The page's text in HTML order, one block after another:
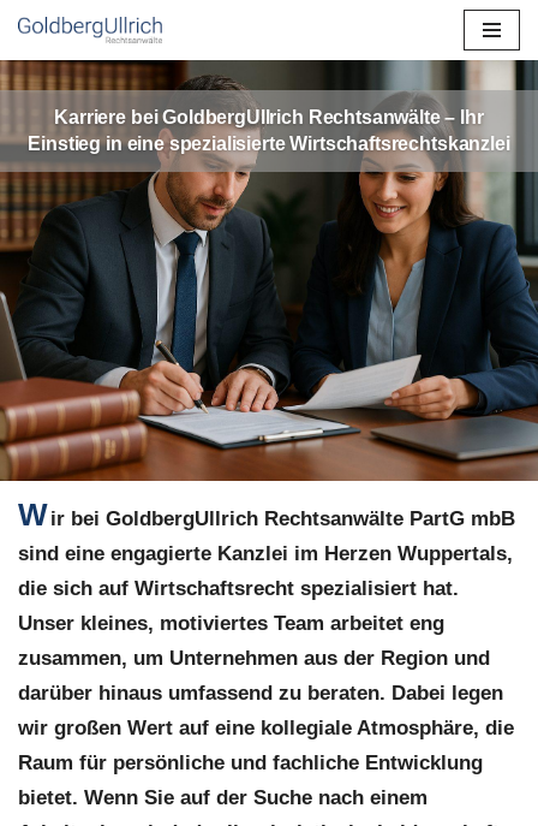
Zum
Inhalt
springenKarriere bei GoldbergUllrich Rechtsanwälte – Ihr
Einstieg in eine spezialisierte Wirtschaftsrechtskanzlei
Wir bei GoldbergUllrich Rechtsanwälte PartG mbB
sind eine engagierte Kanzlei im Herzen Wuppertals,
die sich auf Wirtschaftsrecht spezialisiert hat.
Unser kleines, motiviertes Team arbeitet eng
zusammen, um Unternehmen aus der Region und
darüber hinaus umfassend zu beraten. Dabei legen
wir großen Wert auf eine kollegiale Atmosphäre, die
Raum für persönliche und fachliche Entwicklung
bietet. Wenn Sie auf der Suche nach einem